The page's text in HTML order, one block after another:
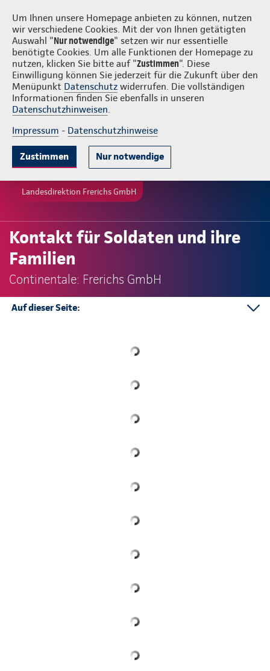
Um Ihnen unsere Homepage anbieten zu können, nutzen
wir verschiedene Cookies. Mit der von Ihnen getätigten
Auswahl "Nur notwendige" setzen wir nur essentielle
benötigte Cookies. Um alle Funktionen der Homepage zu
nutzen, klicken Sie bitte auf "Zustimmen". Diese
Einwilligung können Sie jederzeit für die Zukunft über den
Menüpunkt Datenschutz widerrufen. Die vollständigen
Informationen finden Sie ebenfalls in unseren
Datenschutzhinweisen.
Impressum - Datenschutzhinweise
Zustimmen Nur notwendige
Frerichs GmbH Login
Landesdirektion Frerichs GmbH
Kontakt für Soldaten und ihre
Familien
Continentale: Frerichs GmbH
Auf dieser Seite: